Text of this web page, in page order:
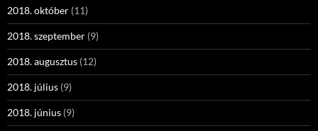
2018. október (11)
2018. szeptember (9)
2018. augusztus (12)
2018. július (9)
2018. június (9)